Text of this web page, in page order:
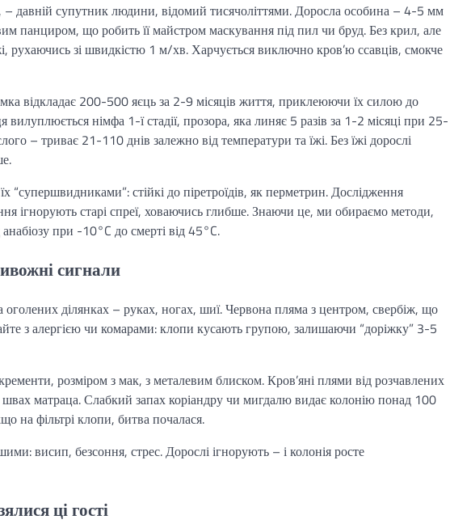
давній супутник людини, відомий тисячоліттями. Доросла особина – 4-5 мм
панциром, що робить її майстром маскування під пил чи бруд. Без крил, але
рухаючись зі швидкістю 1 м/хв. Харчується виключно кров’ю ссавців, смокче
відкладає 200-500 яєць за 2-9 місяців життя, приклеюючи їх силою до
вилуплюється німфа 1-ї стадії, прозора, яка линяє 5 разів за 1-2 місяці при 25-
– триває 21-110 днів залежно від температури та їжі. Без їжі дорослі
“супершвидниками”: стійкі до піретроїдів, як перметрин. Дослідження
ігнорують старі спреї, ховаючись глибше. Знаючи це, ми обираємо методи,
при -10°C до смерті від 45°C.
сигнали
ділянках – руках, ногах, шиї. Червона пляма з центром, свербіж, що
з алергією чи комарами: клопи кусають групою, залишаючи “доріжку” 3-5
розміром з мак, з металевим блиском. Кров’яні плями від розчавлених
матраца. Слабкий запах коріандру чи мигдалю видає колонію понад 100
на фільтрі клопи, битва почалася.
висип, безсоння, стрес. Дорослі ігнорують – і колонія росте
ці гості